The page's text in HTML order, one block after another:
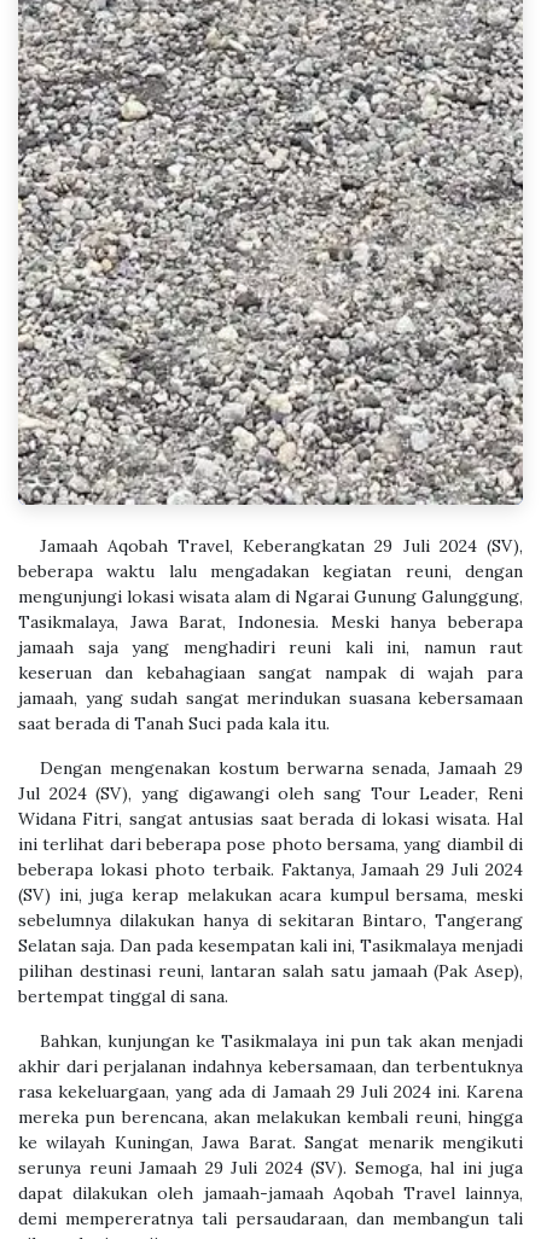
​Jamaah Aqobah Travel, Keberangkatan 29 Juli 2024 (SV),
beberapa waktu lalu mengadakan kegiatan reuni, dengan
mengunjungi lokasi wisata alam di Ngarai Gunung Galunggung,
Tasikmalaya, Jawa Barat, Indonesia. Meski hanya beberapa
jamaah saja yang menghadiri reuni kali ini, namun raut
keseruan dan kebahagiaan sangat nampak di wajah para
jamaah, yang sudah sangat merindukan suasana kebersamaan
saat berada di Tanah Suci pada kala itu.
​Dengan mengenakan kostum berwarna senada, Jamaah 29
Jul 2024 (SV), yang digawangi oleh sang Tour Leader, Reni
Widana Fitri, sangat antusias saat berada di lokasi wisata. Hal
ini terlihat dari beberapa pose photo bersama, yang diambil di
beberapa lokasi photo terbaik. Faktanya, Jamaah 29 Juli 2024
(SV) ini, juga kerap melakukan acara kumpul bersama, meski
sebelumnya dilakukan hanya di sekitaran Bintaro, Tangerang
Selatan saja. Dan pada kesempatan kali ini, Tasikmalaya menjadi
pilihan destinasi reuni, lantaran salah satu jamaah (Pak Asep),
bertempat tinggal di sana.
​Bahkan, kunjungan ke Tasikmalaya ini pun tak akan menjadi
akhir dari perjalanan indahnya kebersamaan, dan terbentuknya
rasa kekeluargaan, yang ada di Jamaah 29 Juli 2024 ini. Karena
mereka pun berencana, akan melakukan kembali reuni, hingga
ke wilayah Kuningan, Jawa Barat. Sangat menarik mengikuti
serunya reuni Jamaah 29 Juli 2024 (SV). Semoga, hal ini juga
dapat dilakukan oleh jamaah-jamaah Aqobah Travel lainnya,
demi mempereratnya tali persaudaraan, dan membangun tali